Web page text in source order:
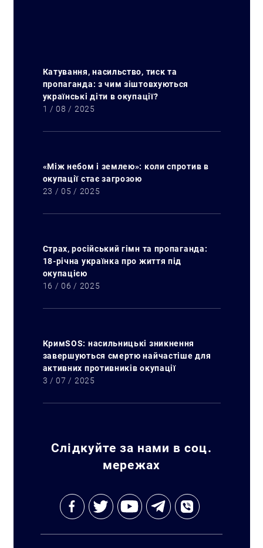
Катування, насильство, тиск та
пропаганда: з чим зіштовхуються
українські діти в окупації?
1 / 08 / 2025
«Між небом і землею»: коли спротив в
окупації стає загрозою
23 / 05 / 2025
Страх, російський гімн та пропаганда:
18-річна українка про життя під
окупацією
16 / 06 / 2025
КримSOS: насильницькі зникнення
завершуються смертю найчастіше для
активних противників окупації
3 / 07 / 2025
Слідкуйте за нами в соц.
мережах